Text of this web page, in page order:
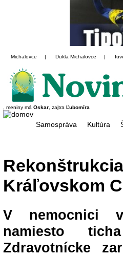
Michalovce | Dukla Michalovce |
, meniny má Oskar, zajtra Ľubomíra
Samospráva Kultúra
Kráľovskom
V nemocnici
namiesto
Zdravotnícke